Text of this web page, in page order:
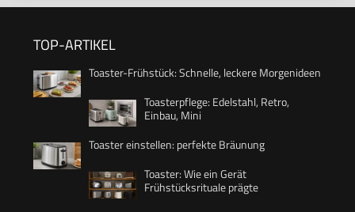
TOP-ARTIKEL
Toaster-Frühstück: Schnelle, leckere Morgenideen
Toasterpflege: Edelstahl, Retro,
Einbau, Mini
Toaster einstellen: perfekte Bräunung
Toaster: Wie ein Gerät
Frühstücksrituale prägte